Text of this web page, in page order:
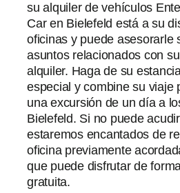
su alquiler de vehículos
Car en Bielefeld está a su
oficinas y puede asesorarle
asuntos relacionados con
alquiler. Haga de su
especial y combine su viaje
una excursión de un día a
Bielefeld. Si no puede
estaremos encantados de
oficina previamente
que puede disfrutar de
gratuita.